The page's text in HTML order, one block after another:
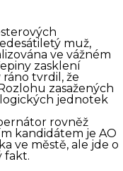
muž,
ve vážném
zasklení
tvrdil, že
zasažených
jednotek
rovněž
kandidátem je AO
ve městě, ale jde o
fakt.